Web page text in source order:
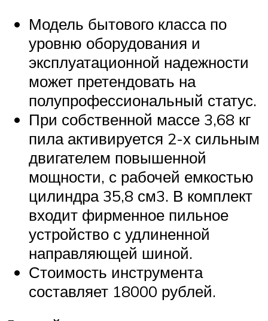
Модель бытового класса по
уровню оборудования и
эксплуатационной надежности
может претендовать на
полупрофессиональный статус.
При собственной массе 3,68 кг
пила активируется 2-х сильным
двигателем повышенной
мощности, с рабочей емкостью
цилиндра 35,8 см3. В комплект
входит фирменное пильное
устройство с удлиненной
направляющей шиной.
Стоимость инструмента
составляет 18000 рублей.